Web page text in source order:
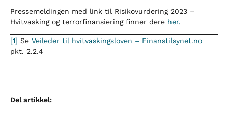
Pressemeldingen med link til Risikovurdering 2023 –
Hvitvasking og terrorfinansiering finner dere her.
[1] Se Veileder til hvitvaskingsloven – Finanstilsynet.no
pkt. 2.2.4
Del artikkel: